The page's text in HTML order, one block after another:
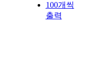
100개씩
출력